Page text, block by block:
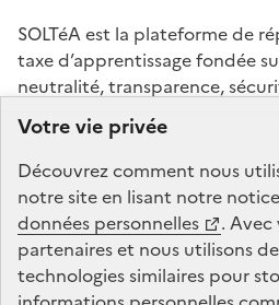
Votre vie privée
Découvrez comment nous
notre site en lisant notre
données personnelles
.
partenaires et nous utilisons
technologies similaires pour
SOLTéA est la plateforme de
taxe d’apprentissage fondée
neutralité, transparence,
service mandaté par les
l’éducation et de
des Dépôts gère la plateforme
de la taxe d’apprentissage :
maintenance, traitements
technique.